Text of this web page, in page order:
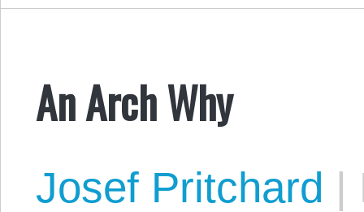
An Arch Why
Josef Pritchard |